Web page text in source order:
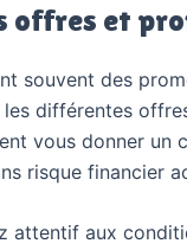
offres et
souvent des
différentes
vous donner un
risque financier
attentif aux